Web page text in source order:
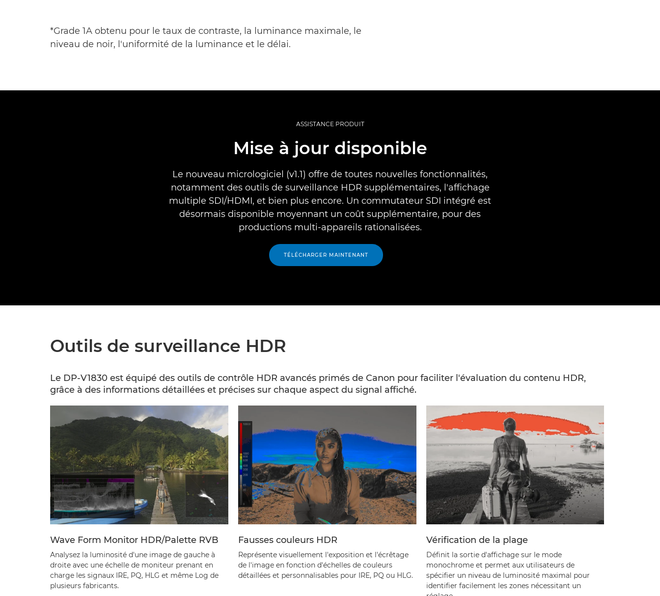
*Grade 1A obtenu pour le taux de contraste, la luminance maximale, le
niveau de noir, l'uniformité de la luminance et le délai.
ASSISTANCE PRODUIT
Mise à jour disponible
Le nouveau micrologiciel (v1.1) offre de toutes nouvelles fonctionnalités,
notamment des outils de surveillance HDR supplémentaires, l'affichage
multiple SDI/HDMI, et bien plus encore. Un commutateur SDI intégré est
désormais disponible moyennant un coût supplémentaire, pour des
productions multi-appareils rationalisées.
TÉLÉCHARGER MAINTENANT
Outils de surveillance HDR
Le DP-V1830 est équipé des outils de contrôle HDR avancés primés de Canon pour faciliter l'évaluation du contenu HDR,
grâce à des informations détaillées et précises sur chaque aspect du signal affiché.
Wave Form Monitor HDR/Palette RVB
Analysez la luminosité d'une image de gauche à
droite avec une échelle de moniteur prenant en
charge les signaux IRE, PQ, HLG et même Log de
plusieurs fabricants.
Fausses couleurs HDR
Représente visuellement l'exposition et l'écrêtage
de l'image en fonction d'échelles de couleurs
détaillées et personnalisables pour IRE, PQ ou HLG.
Vérification de la plage
Définit la sortie d'affichage sur le mode
monochrome et permet aux utilisateurs de
spécifier un niveau de luminosité maximal pour
identifier facilement les zones nécessitant un